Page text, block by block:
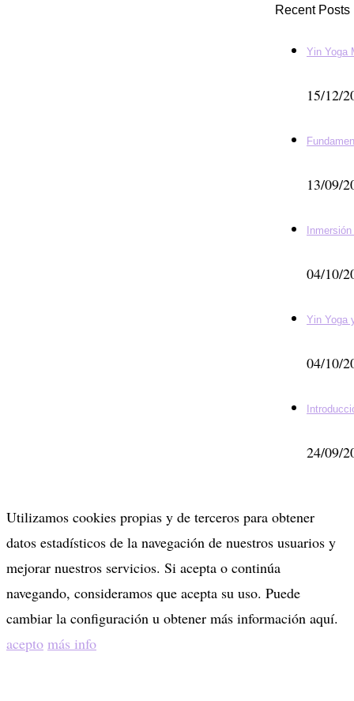
Recent Posts
Yin Yoga
15/12/
13/09/
04/10/
Yin Yoga
04/10/
24/09/
Utilizamos cookies propias y de terceros para obtener
datos estadísticos de la navegación de nuestros usuarios y
mejorar nuestros servicios. Si acepta o continúa
navegando, consideramos que acepta su uso. Puede
cambiar la configuración u obtener más información aquí.
acepto más info